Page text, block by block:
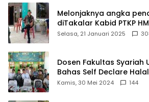
Melonjaknya angka
diTakalar Kabid PTKP
angkat bicara
Selasa, 21 Januari 2025
Dosen Fakultas Syariah
Bahas Self Declare
Ijtima Ulama MUI
Kamis, 30 Mei 2024 144